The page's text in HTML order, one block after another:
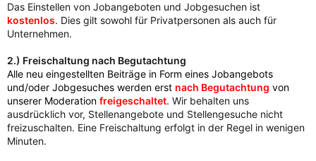
Das Einstellen von Jobangeboten und Jobgesuchen ist
kostenlos. Dies gilt sowohl für Privatpersonen als auch für
Unternehmen.
2.) Freischaltung nach Begutachtung
Alle neu eingestellten Beiträge in Form eines Jobangebots
und/oder Jobgesuches werden erst nach Begutachtung von
unserer Moderation freigeschaltet. Wir behalten uns
ausdrücklich vor, Stellenangebote und Stellengesuche nicht
freizuschalten. Eine Freischaltung erfolgt in der Regel in wenigen
Minuten.